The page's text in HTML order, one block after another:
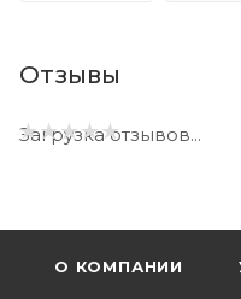
Отзывы
Загрузка отзывов...
О КОМПАНИИ